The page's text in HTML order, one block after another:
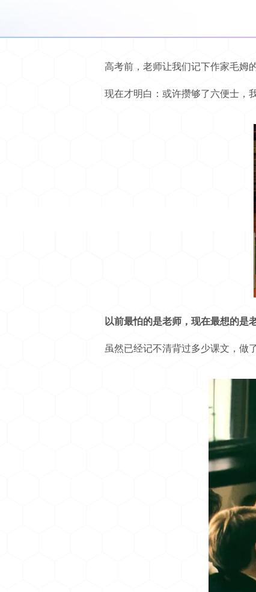
高考前，老师让我们记下作家毛姆
现在才明白：或许攒够了六便士，我
以前最怕的是老师，现在最想的是老
虽然已经记不清背过多少课文，做了